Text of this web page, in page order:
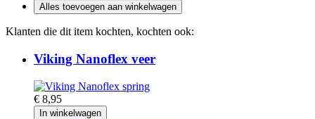
Alles toevoegen aan winkelwagen
Klanten die dit item kochten, kochten ook:
Viking Nanoflex veer
€ 8,95
In winkelwagen